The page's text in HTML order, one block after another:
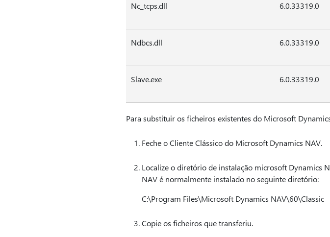
Nc_tcps.dll 6.0.33319.0
Ndbcs.dll 6.0.33319.0
Slave.exe 6.0.33319.0
Para substituir os ficheiros existentes do Microsoft
Feche o Cliente Clássico do Microsoft Dynamics NAV.
Localize o diretório de instalação microsoft Dynamics
NAV é normalmente instalado no seguinte diretório:
C:\Program Files\Microsoft Dynamics NAV\60\Classic
Copie os ficheiros que transferiu.